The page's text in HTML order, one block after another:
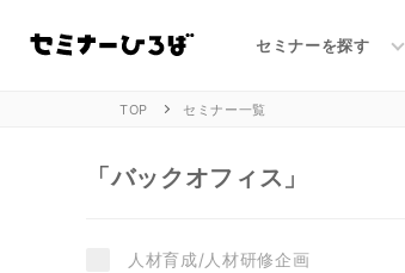
バックオフィスセミナー一覧
セミナーを探す
TOP セミナー一覧
「バックオフィス」
人材育成/人材研修企画